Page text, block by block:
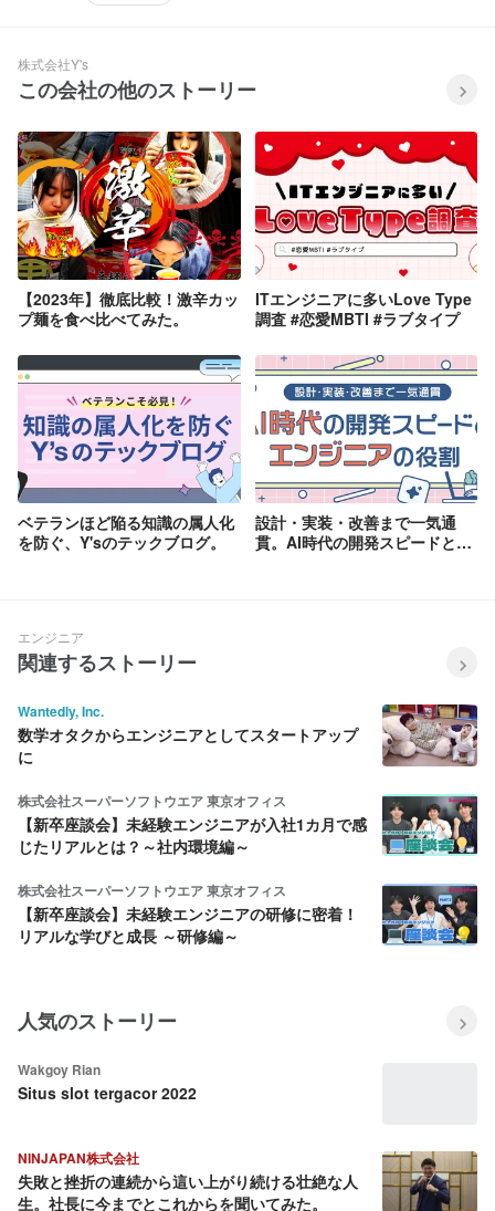
株式会社Y's
この会社の他のストーリー
【2023年】徹底比較！激辛カッ
プ麺を食べ比べてみた。
ITエンジニアに多いLove Type
調査 #恋愛MBTI #ラブタイプ
ベテランほど陥る知識の属人化
を防ぐ、Y'sのテックブログ。
設計・実装・改善まで一気通
貫。AI時代の開発スピードとエ
エンジニア
関連するストーリー
Wantedly, Inc.
数学オタクからエンジニアとしてスタートアップ
に
株式会社スーパーソフトウエア 東京オフィス
【新卒座談会】未経験エンジニアが入社1カ月で感
じたリアルとは？～社内環境編～
株式会社スーパーソフトウエア 東京オフィス
【新卒座談会】未経験エンジニアの研修に密着！
リアルな学びと成長 ～研修編～
人気のストーリー
Wakgoy Rian
Situs slot tergacor 2022
NINJAPAN株式会社
失敗と挫折の連続から這い上がり続ける壮絶な人
生。社長に今までとこれからを聞いてみた。